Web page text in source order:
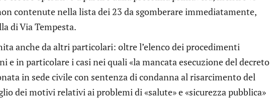
contenute nella lista dei 23 da sgomberare immediatamente,
di Via Tempesta.
anche da altri particolari: oltre l’elenco dei procedimenti
e in particolare i casi nei quali «la mancata esecuzione del decreto
in sede civile con sentenza di condanna al risarcimento del
dei motivi relativi ai problemi di «salute» e «sicurezza pubblica»